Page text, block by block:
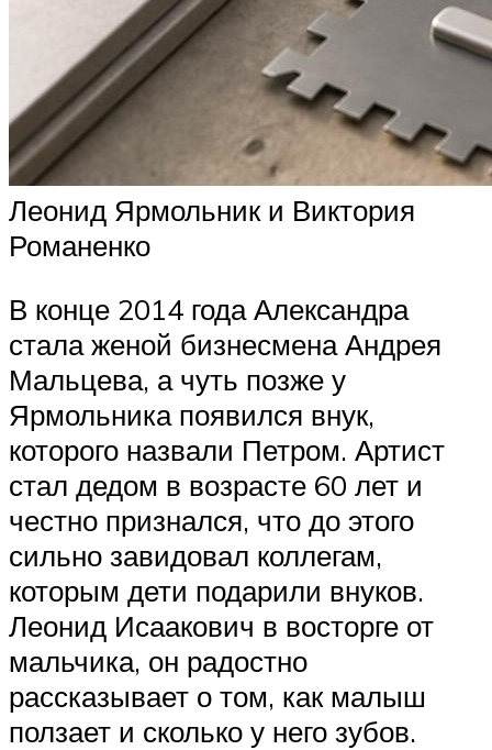
Леонид Ярмольник и Виктория
Романенко
В конце 2014 года Александра
стала женой бизнесмена Андрея
Мальцева, а чуть позже у
Ярмольника появился внук,
которого назвали Петром. Артист
стал дедом в возрасте 60 лет и
честно признался, что до этого
сильно завидовал коллегам,
которым дети подарили внуков.
Леонид Исаакович в восторге от
мальчика, он радостно
рассказывает о том, как малыш
ползает и сколько у него зубов.